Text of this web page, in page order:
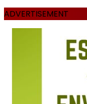
ADVERTISEMENT